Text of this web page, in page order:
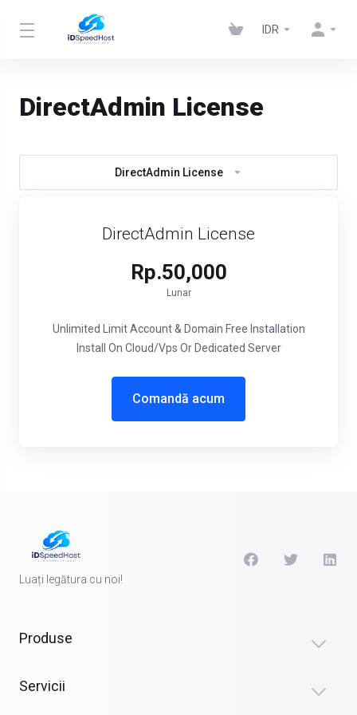
IDR
DirectAdmin License
DirectAdmin License
DirectAdmin License
Rp.50,000
Lunar
Unlimited Limit Account & Domain Free Installation
Install On Cloud/Vps Or Dedicated Server
Comandă acum
Luați legătura cu noi!
Produse
Servicii